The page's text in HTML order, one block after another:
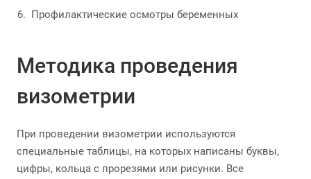
Профилактические осмотры беременных
Методика проведения
визометрии
При проведении визометрии используются
специальные таблицы, на которых написаны буквы,
цифры, кольца с прорезями или рисунки. Все